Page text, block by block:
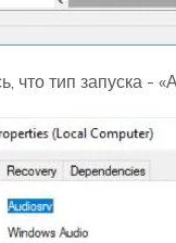
тип запуска -